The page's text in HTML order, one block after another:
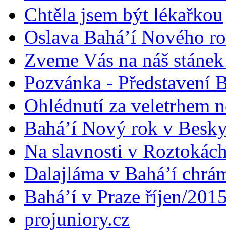
Chtěla jsem být lékařkou
Oslava Bahá’í Nového
Zveme Vás na náš
Pozvánka - Představení
Ohlédnutí za veletrhem
Bahá’í Nový rok v
Na slavnosti v
Dalajláma v Bahá’í
Bahá’í v Praze říjen/
projuniory.cz